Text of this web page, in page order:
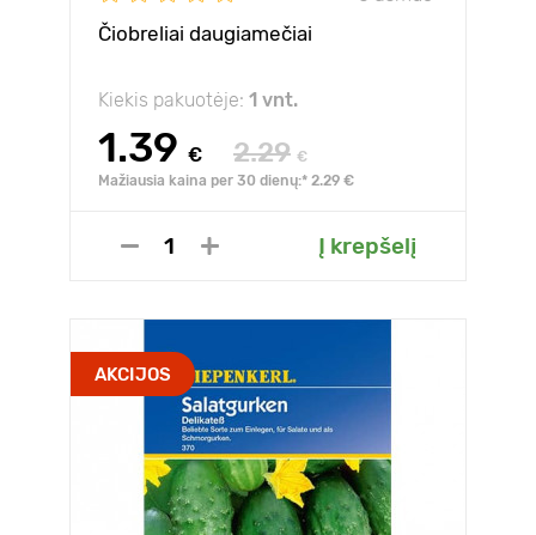
Čiobreliai daugiamečiai
Kiekis pakuotėje: 1 vnt.
1.39 € 2.29 €
Mažiausia kaina per 30 dienų:* 2.29 €
Į krepšelį
AKCIJOS